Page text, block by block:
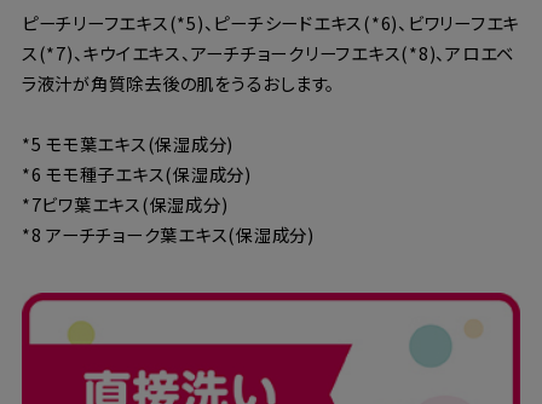
ピーチリーフエキス(*5)、ピーチシードエキス(*6)、ビワリーフエキ
ス(*7)、キウイエキス、アーチチョークリーフエキス(*8)、アロエベ
ラ液汁が角質除去後の肌をうるおします。
*5 モモ葉エキス(保湿成分)
*6 モモ種子エキス(保湿成分)
*7ビワ葉エキス(保湿成分)
*8 アーチチョーク葉エキス(保湿成分)